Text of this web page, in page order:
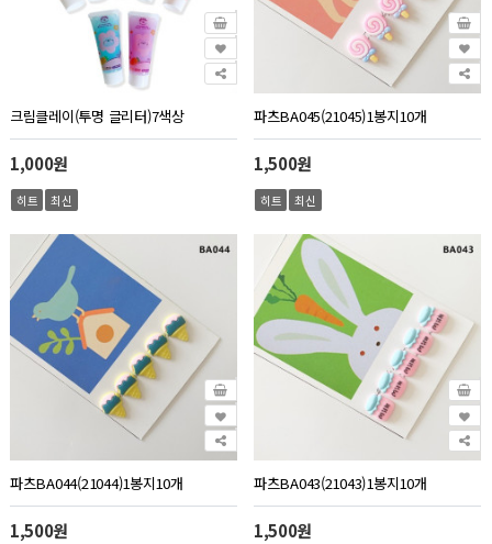
크림클레이(투명 글리터)7색상
1,000원
히트 최신
파츠BA045(21045)1봉지10개
1,500원
히트 최신
파츠BA044(21044)1봉지10개
1,500원
파츠BA043(21043)1봉지10개
1,500원